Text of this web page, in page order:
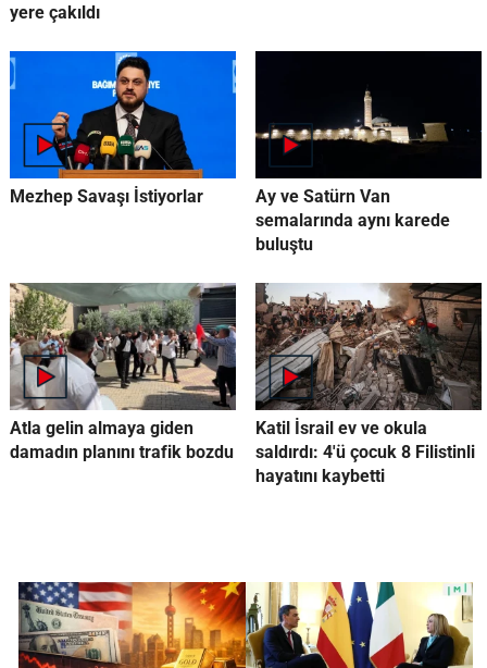
yere çakıldı
Mezhep Savaşı İstiyorlar
Ay ve Satürn Van
semalarında aynı karede
buluştu
Atla gelin almaya giden
damadın planını trafik bozdu
Katil İsrail ev ve okula
saldırdı: 4'ü çocuk 8 Filistinli
hayatını kaybetti